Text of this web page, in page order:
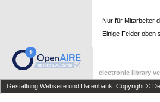
Nur für Mitarbeiter
Einige Felder oben
electronic library
Gestaltung Webseite und Datenbank: Copyright ©